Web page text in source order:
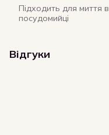
Підходить для миття в
посудомийці
Відгуки